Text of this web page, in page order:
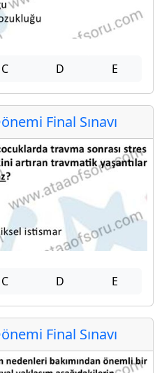
C D E
Final Sınavı
C D E
Final Sınavı